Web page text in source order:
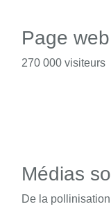
Page web
270 000 visiteurs
Médias
De la